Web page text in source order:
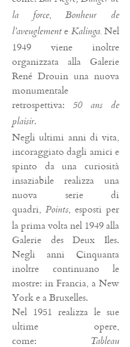
la force, Bonheur de
l’aveuglemente Kalinga.Nel
1949 viene inoltre
organizzata alla Galerie
René Drouin una nuova
monumentale
retrospettiva: 50 ans de
plaisir.
Negli ultimi anni di vita,
incoraggiato dagli amici e
spinto da una curiosità
insaziabile realizza una
nuova serie di
quadri, Points, esposti per
la prima volta nel 1949 alla
Galerie des Deux Iles.
Negli anni Cinquanta
inoltre continuano le
mostre: in Francia, a New
York e a Bruxelles.
Nel 1951 realizza le sue
ultime opere,
come: Tableau